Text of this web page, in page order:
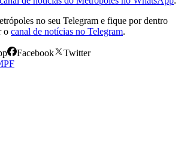
no seu Telegram e fique por dentro
o canal de notícias no Telegram.
Facebook
Twitter